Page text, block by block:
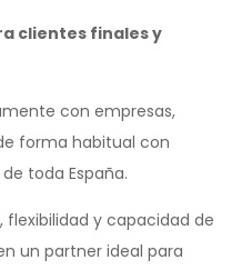
clientes finales y
con empresas,
forma habitual con
toda España.
y capacidad de
un partner ideal para